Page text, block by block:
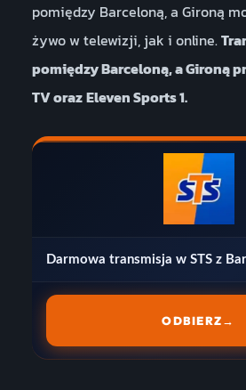
pomiędzy Barceloną, a Gironą
żywo w telewizji, jak i online.
pomiędzy Barceloną, a Gironą
TV orazEleven Sports 1.
Darmowa transmisja w STS z
ODBIERZ→